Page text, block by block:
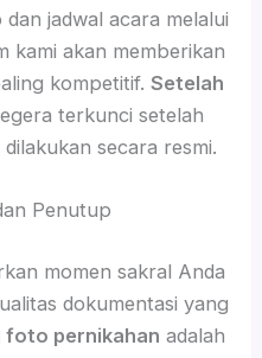
jadwal acara melalui
kami akan memberikan
kompetitif. Setelah
terkunci setelah
secara resmi.
Penutup
momen sakral Anda
dokumentasi yang
foto pernikahan adalah